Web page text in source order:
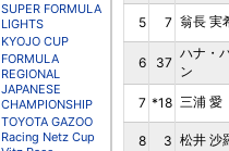
SUPER FORMULA
LIGHTS
KYOJO CUP
FORMULA
REGIONAL
JAPANESE
CHAMPIONSHIP
TOYOTA GAZOO
Racing Netz Cup
5 7 翁長 実
6 37
ハナ・
ン
7 *18 三浦 愛
8 3 松井 沙